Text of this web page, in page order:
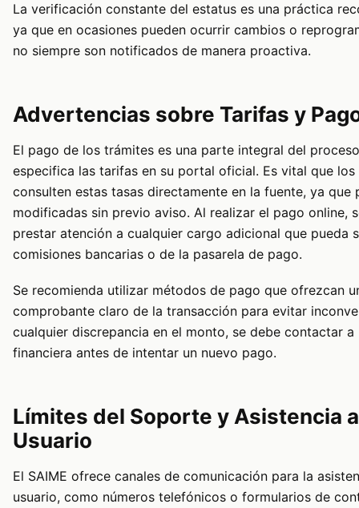
La verificación constante del estatus es una práctica
ya que en ocasiones pueden ocurrir cambios o
no siempre son notificados de manera proactiva.
Advertencias sobre Tarifas y
El pago de los trámites es una parte integral del
especifica las tarifas en su portal oficial. Es vital que los
consulten estas tasas directamente en la fuente, ya que
modificadas sin previo aviso. Al realizar el pago online,
prestar atención a cualquier cargo adicional que pueda
comisiones bancarias o de la pasarela de pago.
Se recomienda utilizar métodos de pago que ofrezcan
comprobante claro de la transacción para evitar
cualquier discrepancia en el monto, se debe contactar
financiera antes de intentar un nuevo pago.
Límites del Soporte y Asistencia
Usuario
El SAIME ofrece canales de comunicación para la
usuario, como números telefónicos o formularios de